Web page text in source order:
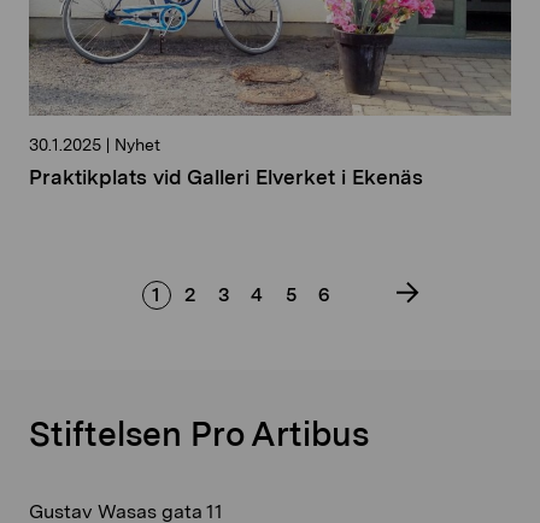
30.1.2025 | Nyhet
Praktikplats vid Galleri Elverket i Ekenäs
1 2 3 4 5 6
Stiftelsen Pro Artibus
Gustav Wasas gata 11